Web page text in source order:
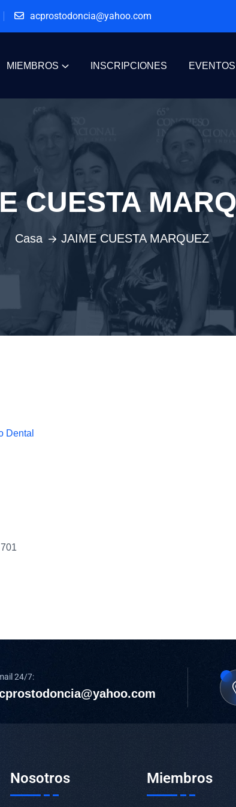
acprostodoncia@yahoo.com
MIEMBROS INSCRIPCIONES EVENTOS
CUESTA
Casa JAIME CUESTA MARQUEZ
Dental
24/7:
Nosotros Miembros